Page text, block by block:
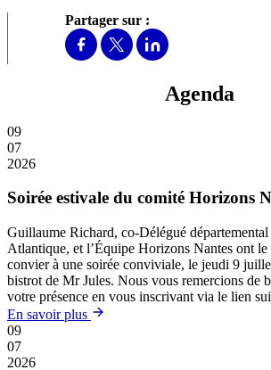
Partager sur :
Agenda
09
07
2026
Soirée estivale du comité Horizons
Guillaume Richard, co-Délégué
Atlantique, et l’Équipe Horizons Nantes ont
convier à une soirée conviviale, le jeudi 9
bistrot de Mr Jules. Nous vous remercions de
votre présence en vous inscrivant via le lien
En savoir plus
09
07
2026